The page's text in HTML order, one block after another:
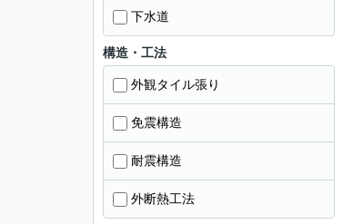
下水道
構造・工法
外観タイル張り
免震構造
耐震構造
外断熱工法